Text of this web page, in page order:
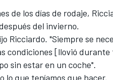
de los días de rodaje,
del invierno.
Ricciardo. "Siempre se
condiciones [llovió durante
sin estar en un coche".
lo que teníamos que hacer.